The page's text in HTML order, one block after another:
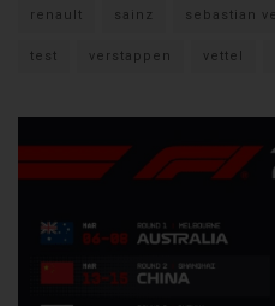
renault sainz sebastian
test verstappen vettel